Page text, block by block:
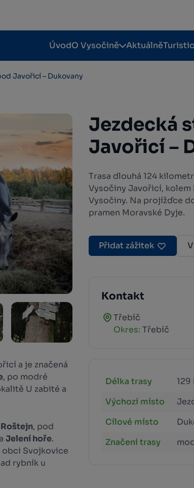
ÚvodO Vysočině Aktuálně
Javořicí – Dukovany
Jezdecká
Javořicí –
Trasa dlouhá 124
Vysočiny Javořicí,
Vysočiny. Na projížďce
pramen Moravské Dyje.
Přidat zážitek
Kontakt
Třebíč
Okres: Třebíč
Délka trasy
129
Výchozí místo
Cílové místo
Značení trasy
a je značená
, po modré
U zabité a
, pod
Jelení hoře.
obci Svojkovice
rybník u